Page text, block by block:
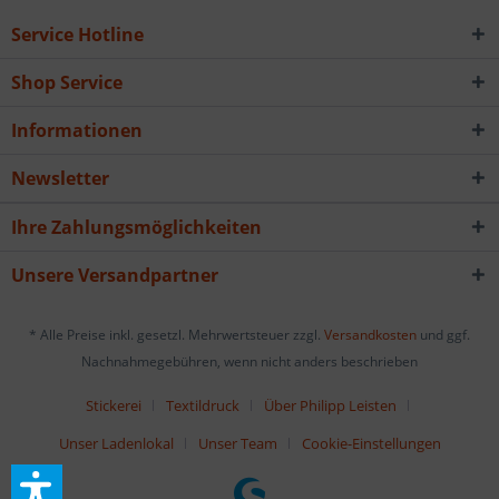
Service Hotline
Shop Service
Informationen
Newsletter
Ihre Zahlungsmöglichkeiten
Unsere Versandpartner
* Alle Preise inkl. gesetzl. Mehrwertsteuer zzgl. Versandkosten und ggf.
Nachnahmegebühren, wenn nicht anders beschrieben
Stickerei Textildruck
Über Philipp Leisten
Unser Ladenlokal
Unser Team Cookie-Einstellungen